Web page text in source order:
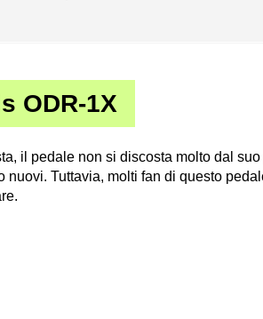
ODR-1X
il pedale non si discosta molto dal
nuovi. Tuttavia, molti fan di questo